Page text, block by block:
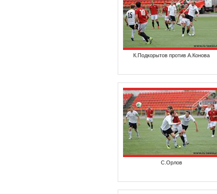
К.Подкорытов против А.Конова
С.Орлов